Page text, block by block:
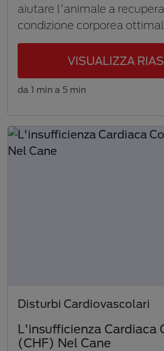
aiutare l'animale a
condizione corporea
VISUALIZZA
da 1 min a 5 min
Disturbi Cardiovascolari
L'insufficienza Cardiaca
(CHF) Nel Cane